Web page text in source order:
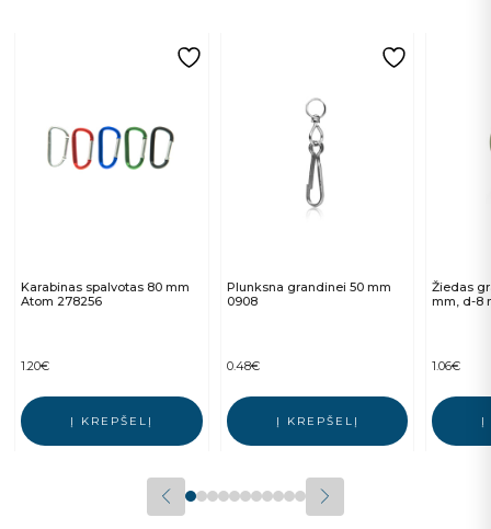
Karabinas spalvotas 80 mm
Atom 278256
1.20€
Į KREPŠELĮ
Plunksna grandinei 50 mm
0908
0.48€
Į KREPŠELĮ
Žiedas
mm, d-8
1.06€
Į